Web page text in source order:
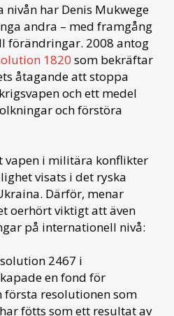
nivån har Denis Mukwege
andra – med framgång
förändringar. 2008 antog
1820 som bekräftar
åtagande att stoppa
och ett medel
och förstöra
vapen i militära konflikter
visats i det ryska
Därför, menar
oerhört viktigt att även
på internationell nivå:
2467 i
en fond för
första resolutionen som
fötts som ett resultat av